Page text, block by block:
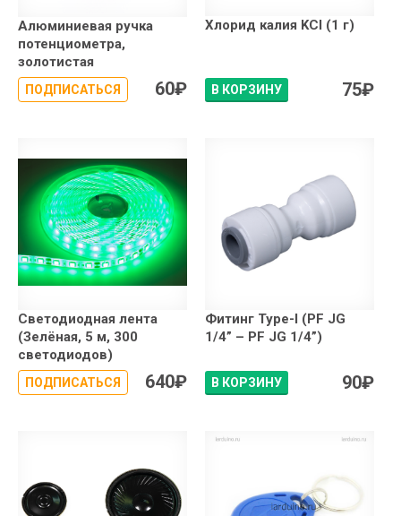
Алюминиевая ручка
потенциометра,
золотистая
ПОДПИСАТЬСЯ 60₽
Хлорид калия KCl (1 г)
В КОРЗИНУ 75₽
Светодиодная лента
(Зелёная, 5 м, 300
светодиодов)
ПОДПИСАТЬСЯ 640₽
Фитинг Type-I (PF JG
1/4” – PF JG 1/4”)
В КОРЗИНУ 90₽